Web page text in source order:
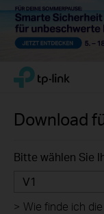
Click
navigation
TP-Link, Reliably
Download
Bitte wählen Sie
V1
> Wie finde ich